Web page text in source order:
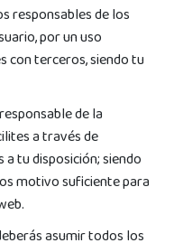
responsables de los
por un uso
con terceros, siendo tu
de la
a través de
tu disposición; siendo
motivo suficiente para